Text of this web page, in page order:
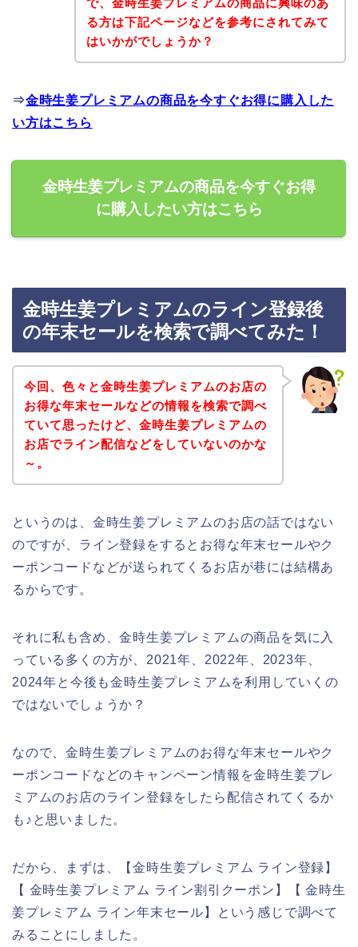
で、金時生姜プレミアムの商品に興味のあ
る方は下記ページなどを参考にされてみて
はいかがでしょうか？
⇒金時生姜プレミアムの商品を今すぐお得に購入した
い方はこちら
金時生姜プレミアムの商品を今すぐお得
に購入したい方はこちら
金時生姜プレミアムのライン登録後
の年末セールを検索で調べてみた！
今回、色々と金時生姜プレミアムのお店の
お得な年末セールなどの情報を検索で調べ
ていて思ったけど、金時生姜プレミアムの
お店でライン配信などをしていないのかな
～。
というのは、金時生姜プレミアムのお店の話ではない
のですが、ライン登録をするとお得な年末セールやク
ーポンコードなどが送られてくるお店が巷には結構あ
るからです。
それに私も含め、金時生姜プレミアムの商品を気に入
っている多くの方が、2021年、2022年、2023年、
2024年と今後も金時生姜プレミアムを利用していくの
ではないでしょうか？
なので、金時生姜プレミアムのお得な年末セールやク
ーポンコードなどのキャンペーン情報を金時生姜プレ
ミアムのお店のライン登録をしたら配信されてくるか
も♪と思いました。
だから、まずは、【金時生姜プレミアム ライン登録】
【 金時生姜プレミアム ライン割引クーポン】【 金時生
姜プレミアム ライン年末セール】という感じで調べて
みることにしました。